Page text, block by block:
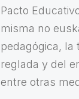
Pacto
misma no
pedagógica, la
reglada y del
entre otras